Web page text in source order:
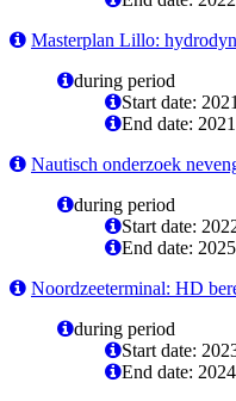
Masterplan Lillo:
during period
Start date:
End date: 2021
Nautisch onderzoek
during period
Start date:
End date: 2025
Noordzeeterminal: HD
during period
Start date:
End date: 2024